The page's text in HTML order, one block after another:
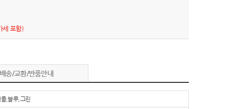
세 포함)
배송/교환/반품안내
,블루,그린